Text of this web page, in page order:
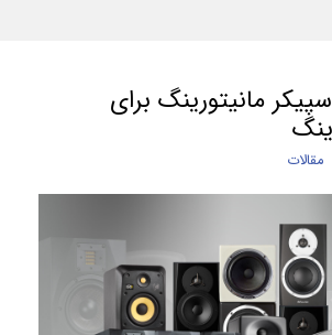
مانیتورینگ برای
مقالات